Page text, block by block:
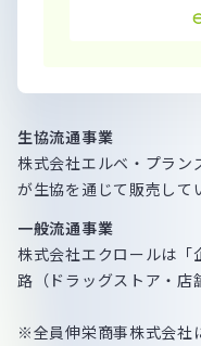
生協流通事業
株式会社エルベ・プラン
が生協を通じて販売して
一般流通事業
株式会社エクロールは「
路（ドラッグストア・店
※全員伸栄商事株式会社